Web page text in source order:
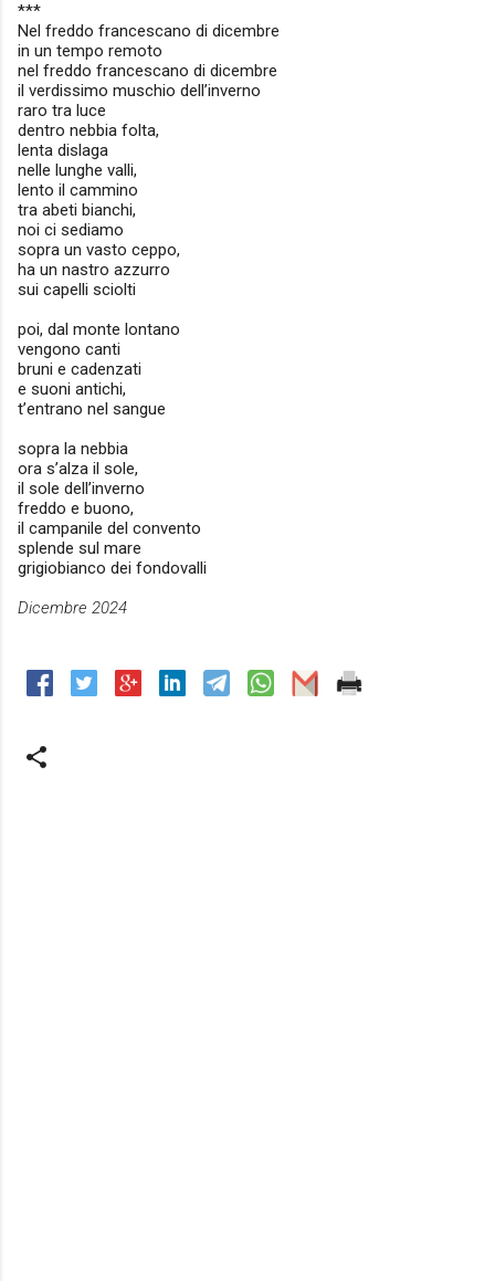
***
Nel freddo francescano di dicembre
in un tempo remoto
nel freddo francescano di dicembre
il verdissimo muschio dell’inverno
raro tra luce
dentro nebbia folta,
lenta dislaga
nelle lunghe valli,
lento il cammino
tra abeti bianchi,
noi ci sediamo
sopra un vasto ceppo,
ha un nastro azzurro
sui capelli sciolti
poi, dal monte lontano
vengono canti
bruni e cadenzati
e suoni antichi,
t’entrano nel sangue
sopra la nebbia
ora s’alza il sole,
il sole dell’inverno
freddo e buono,
il campanile del convento
splende sul mare
grigiobianco dei fondovalli
Dicembre 2024